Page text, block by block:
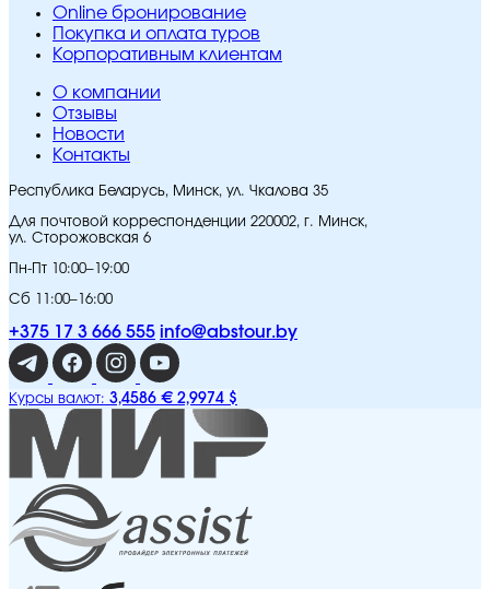
Online бронирование
Покупка и оплата туров
Корпоративным клиентам
O компании
Отзывы
Новости
Контакты
Республика Беларусь, Минск, ул. Чкалова 35
Для почтовой корреспонденции 220002, г. Минск,
ул. Сторожовская 6
Пн-Пт 10:00–19:00
Сб 11:00–16:00
+375 17 3 666 555 info@abstour.by
Курсы валют: 3,4586 € 2,9974 $